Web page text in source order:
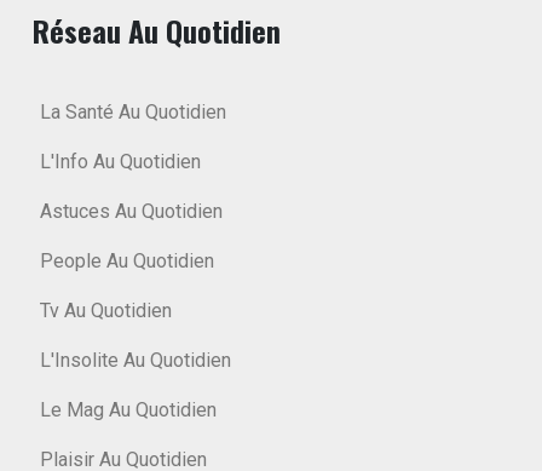
Réseau Au Quotidien
La Santé Au Quotidien
L'Info Au Quotidien
Astuces Au Quotidien
People Au Quotidien
Tv Au Quotidien
L'Insolite Au Quotidien
Le Mag Au Quotidien
Plaisir Au Quotidien